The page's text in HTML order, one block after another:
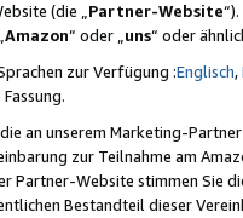
(die „Partner-Website
Amazon“ oder „uns“ oder
zur Verfügung :Englisch,
an unserem Marketing-
zur Teilnahme am
Partner-Website stimmen Sie
Bestandteil dieser